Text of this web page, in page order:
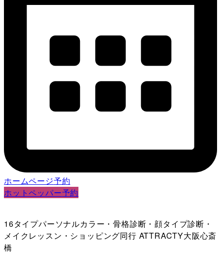
ホームページ予約
ホットペッパー予約
16タイプパーソナルカラー・骨格診断・顔タイプ診断・
メイクレッスン・ショッピング同行 ATTRACTY大阪心斎
橋